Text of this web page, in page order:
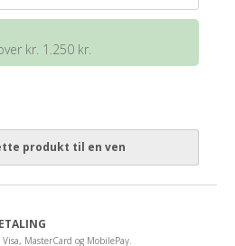
kr. 1.250 kr.
produkt til en ven
MasterCard og MobilePay.